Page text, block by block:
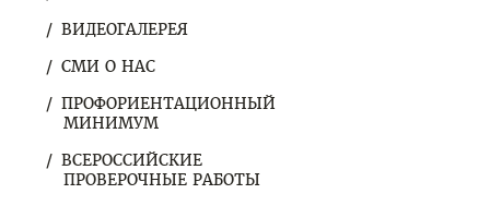
ВИДЕОГАЛЕРЕЯ
СМИ О НАС
ПРОФОРИЕНТАЦИОННЫЙ
МИНИМУМ
ВСЕРОССИЙСКИЕ
ПРОВЕРОЧНЫЕ РАБОТЫ